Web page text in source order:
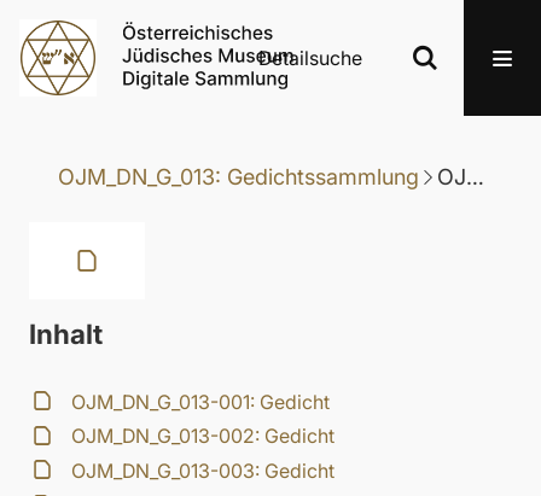
Detailsuche
OJM_DN_G_013: Gedichtssammlung OJM_DN_G_013-052: Gedicht
Inhalt
OJM_DN_G_013-001: Gedicht
OJM_DN_G_013-002: Gedicht
OJM_DN_G_013-003: Gedicht